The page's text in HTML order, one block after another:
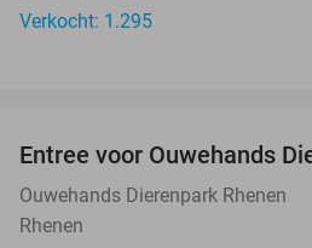
Verkocht: 1.295
Entree voor Ouwehands
Ouwehands Dierenpark Rhenen
Rhenen